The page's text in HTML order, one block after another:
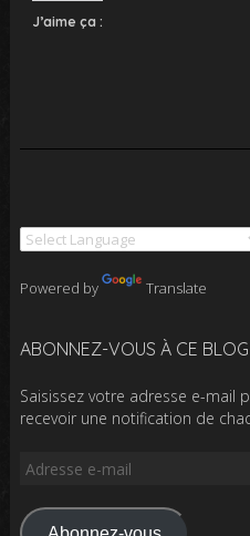
J’aime ça :
Powered by Translate
ABONNEZ-VOUS À CE BLOG
Saisissez votre adresse e-mail
recevoir une notification de
Adresse
mail